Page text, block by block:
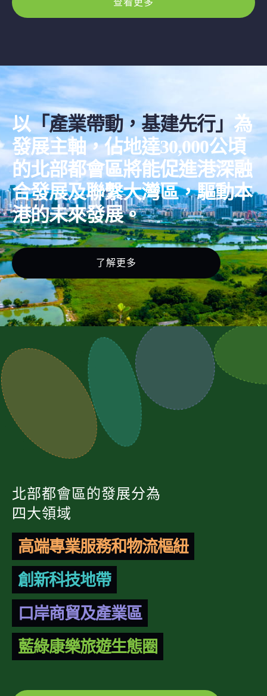
查看更多
以「產業帶動，基建先行」 為
發展主軸，佔地達30,000公頃
的北部都會區將能促進港深融
合發展及聯繫大灣區，驅動本
港的未來發展。
了解更多
北部都會區的發展分為
四大領域
高端專業服務和物流樞紐
創新科技地帶
口岸商貿及產業區
藍綠康樂旅遊生態圈